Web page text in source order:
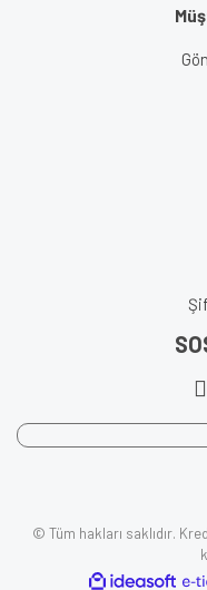
© Tüm hakları saklıdır.